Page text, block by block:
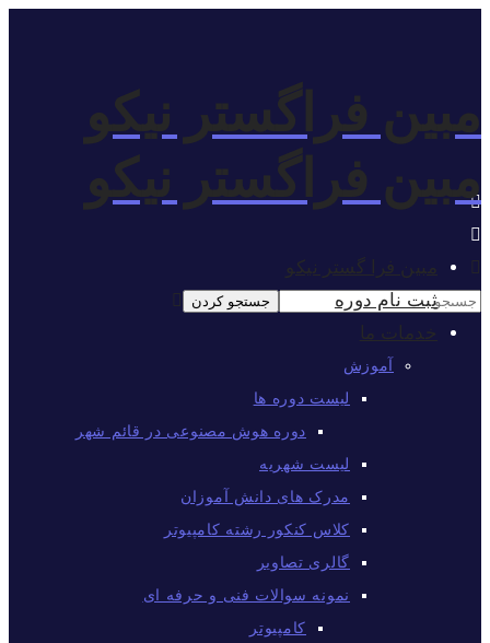
فراگستر نیکو
مبین فرا گستر نیکو
ثبت نام دوره
خدمات ما
آموزش
لیست دوره ها
دوره هوش مصنوعی در قائم شهر
لیست شهریه
مدرک های دانش آموزان
کلاس کنکور رشته کامپیوتر
گالری تصاویر
نمونه سوالات فنی و حرفه ای
کامپیوتر